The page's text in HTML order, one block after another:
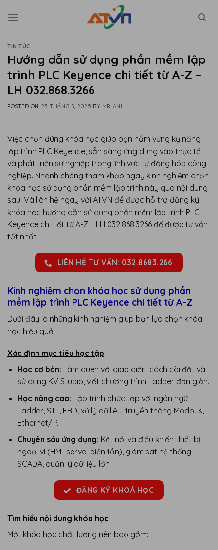
TIN TỨC
Hướng dẫn sử dụng phần mềm lập
trình PLC Keyence chi tiết từ A-Z –
LH 032.868.3266
POSTED ON 25 THÁNG 3, 2025 BY MR ANH
Việc chọn đúng khóa học giúp bạn nắm vững kỹ năng
lập trình PLC Keyence, sẵn sàng ứng dụng vào thực tế
và phát triển sự nghiệp trong lĩnh vực tự động hóa công
nghiệp. Nhanh chóng tham khảo ngay kinh nghiệm chọn
khóa học sử dụng phần mềm lập trình này qua nội dung
sau. Và liên hệ ngay với ATVN để được hỗ trợ đăng ký
khóa học hướng dẫn sử dụng phần mềm lập trình PLC
Keyence chi tiết từ A-Z – LH 032.868.3266 để được tư vấn
tốt nhất.
LIÊN HỆ TƯ VẤN: 032.8683.266
Kinh nghiệm chọn khóa học sử dụng phần
mềm lập trình PLC Keyence chi tiết từ A-Z
Dưới đây là những kinh nghiệm giúp bạn lựa chọn khóa
học hiệu quả:
Xác định mục tiêu học tập
Học cơ bản: Làm quen với giao diện, cách cài đặt và
sử dụng KV Studio, viết chương trình Ladder đơn giản.
Học nâng cao: Lập trình phức tạp với ngôn ngữ
Ladder, STL, FBD; xử lý dữ liệu, truyền thông Modbus,
Ethernet/IP.
Chuyên sâu ứng dụng: Kết nối và điều khiển thiết bị
ngoại vi (HMI, servo, biến tần), giám sát hệ thống
SCADA, quản lý dữ liệu lớn.
ĐĂNG KÝ KHOÁ HỌC
Tìm hiểu nội dung khóa học
Một khóa học chất lượng nên bao gồm: